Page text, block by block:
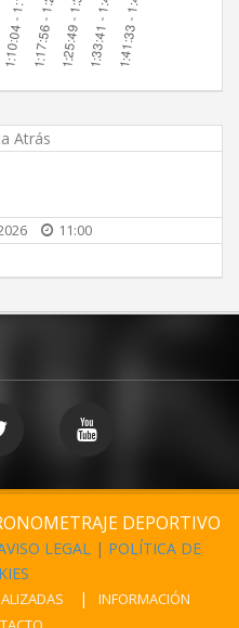
Atrás
11:00
DEPORTIVO
LEGAL | POLÍTICA DE
INFORMACIÓN